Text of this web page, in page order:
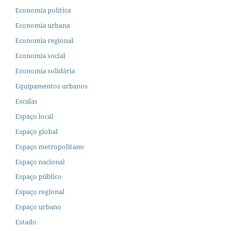
Economia política
Economia urbana
Economia regional
Economia social
Economia solidária
Equipamentos urbanos
Escalas
Espaço local
Espaço global
Espaço metropolitano
Espaço nacional
Espaço público
Espaço regional
Espaço urbano
Estado